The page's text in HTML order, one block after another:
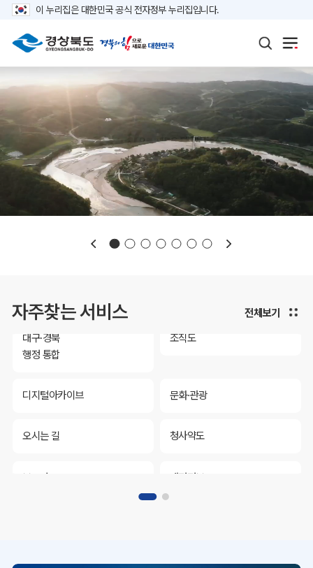
이 누리집은 대한민국 공식 전자정부 누리집입니다.
자주찾는 서비스
보도자료 재정정보
대구·경북
행정 통합
조직도
디지털아카이브 문화·관광
오시는 길 청사약도
보도자료 재정정보
전체보기